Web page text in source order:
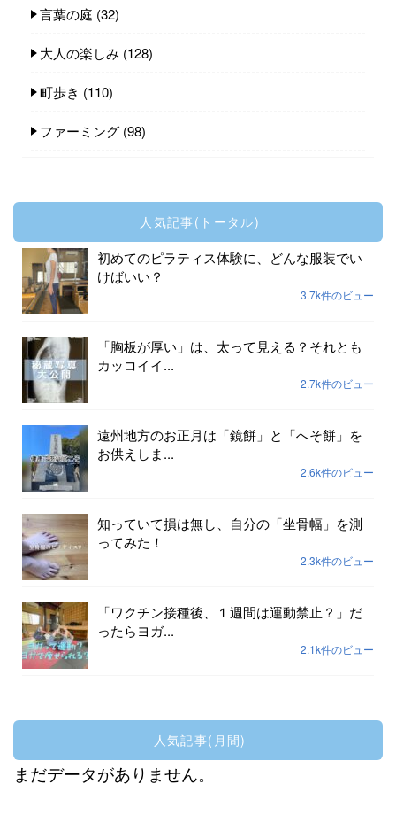
言葉の庭 (32)
大人の楽しみ (128)
町歩き (110)
ファーミング (98)
人気記事(トータル)
初めてのピラティス体験に、どんな服装でい
けばいい？
3.7k件のビュー
「胸板が厚い」は、太って見える？それとも
カッコイイ...
2.7k件のビュー
遠州地方のお正月は「鏡餅」と「へそ餅」を
お供えしま...
2.6k件のビュー
知っていて損は無し、自分の「坐骨幅」を測
ってみた！
2.3k件のビュー
「ワクチン接種後、１週間は運動禁止？」だ
ったらヨガ...
2.1k件のビュー
人気記事(月間)
まだデータがありません。